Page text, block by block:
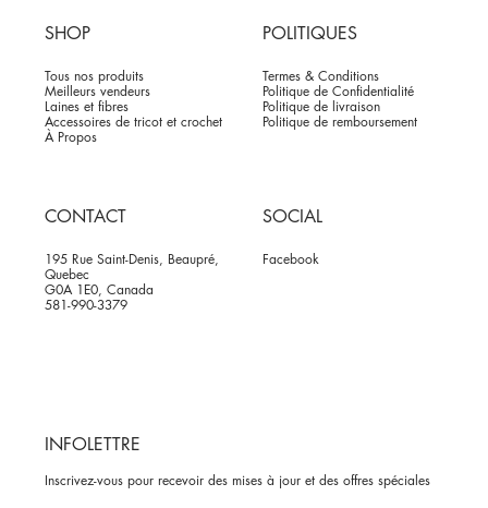
SHOP
Tous nos produits
Meilleurs vendeurs
Laines et fibres
Accessoires de tricot et crochet
À Propos
POLITIQUES
Termes & Conditions
Politique de Confidentialité
Politique de livraison
Politique de remboursement
CONTACT
195 Rue Saint-Denis, Beaupré,
Quebec
G0A 1E0, Canada
581-990-3379
SOCIAL
Facebook
INFOLETTRE
Inscrivez-vous pour recevoir des mises à jour et des offres spéciales